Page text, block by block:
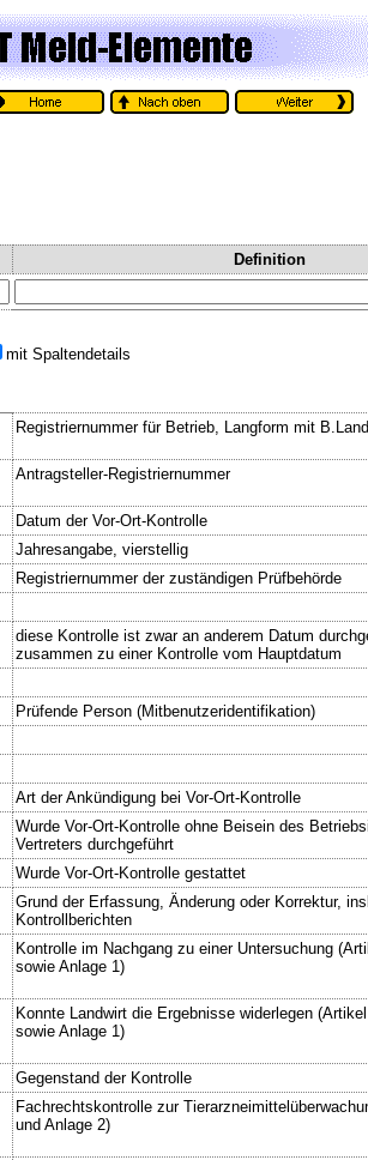
Definition
mit Spaltendetails
Registriernummer für Betrieb, Langform mit
Antragsteller-Registriernummer
Datum der Vor-Ort-Kontrolle
Jahresangabe, vierstellig
Registriernummer der zuständigen Prüfbehörde
diese Kontrolle ist zwar an anderem Datum
zusammen zu einer Kontrolle vom Hauptdatum
Prüfende Person (Mitbenutzeridentifikation)
Art der Ankündigung bei Vor-Ort-Kontrolle
Wurde Vor-Ort-Kontrolle ohne Beisein des
Vertreters durchgeführt
Wurde Vor-Ort-Kontrolle gestattet
Grund der Erfassung, Änderung oder Korrektur,
Kontrollberichten
Kontrolle im Nachgang zu einer Untersuchung
sowie Anlage 1)
Konnte Landwirt die Ergebnisse widerlegen
sowie Anlage 1)
Gegenstand der Kontrolle
Fachrechtskontrolle zur
und Anlage 2)